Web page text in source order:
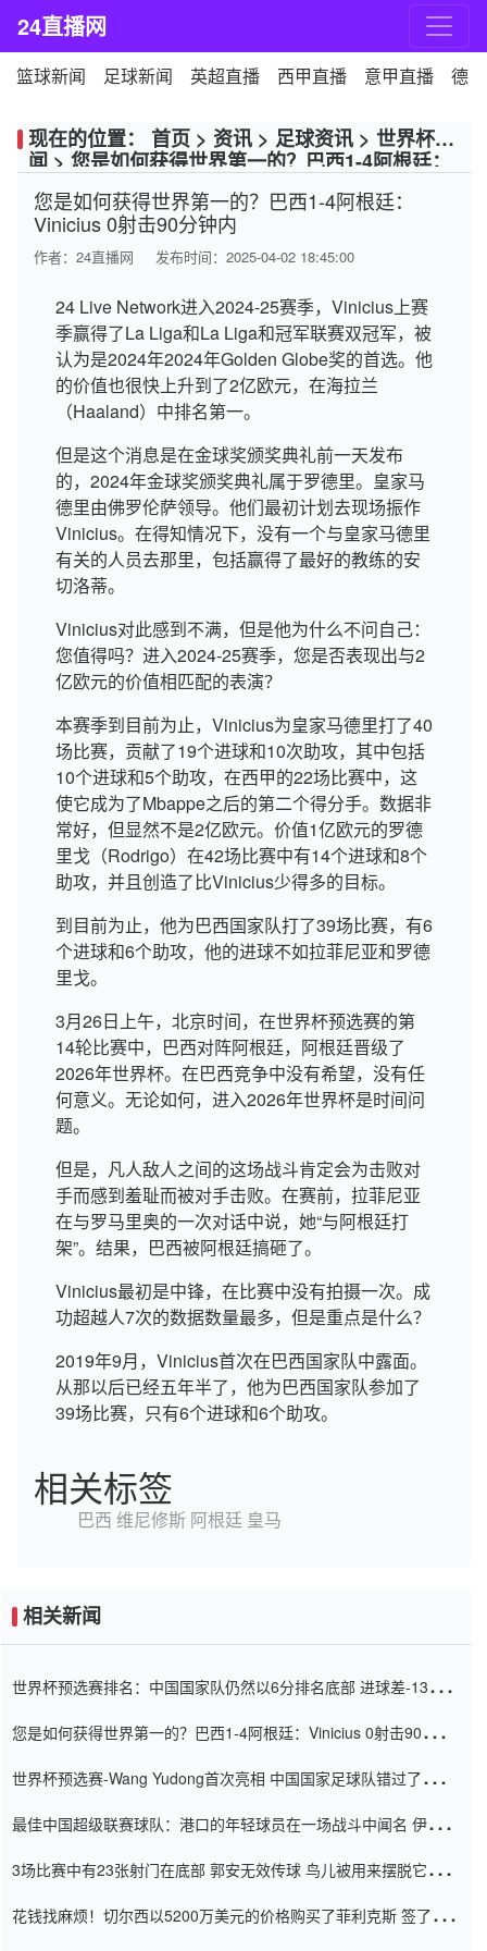
24直播网
篮球新闻 足球新闻 英超直播 西甲直播 意甲直播 德
现在的位置： 首页 > 资讯 > 足球资讯 > 世界杯新
闻 > 您是如何获得世界第一的？巴西1-4阿根廷：
您是如何获得世界第一的？巴西1-4阿根廷：
Vinicius 0射击90分钟内
作者： 24直播网 发布时间：2025-04-02 18:45:00
24 Live Network进入2024-25赛季，Vinicius上赛
季赢得了La Liga和La Liga和冠军联赛双冠军，被
认为是2024年2024年Golden Globe奖的首选。他
的价值也很快上升到了2亿欧元，在海拉兰
（Haaland）中排名第一。
但是这个消息是在金球奖颁奖典礼前一天发布
的，2024年金球奖颁奖典礼属于罗德里。皇家马
德里由佛罗伦萨领导。他们最初计划去现场振作
Vinicius。在得知情况下，没有一个与皇家马德里
有关的人员去那里，包括赢得了最好的教练的安
切洛蒂。
Vinicius对此感到不满，但是他为什么不问自己：
您值得吗？进入2024-25赛季，您是否表现出与2
亿欧元的价值相匹配的表演？
本赛季到目前为止，Vinicius为皇家马德里打了40
场比赛，贡献了19个进球和10次助攻，其中包括
10个进球和5个助攻，在西甲的22场比赛中，这
使它成为了Mbappe之后的第二个得分手。数据非
常好，但显然不是2亿欧元。价值1亿欧元的罗德
里戈（Rodrigo）在42场比赛中有14个进球和8个
助攻，并且创造了比Vinicius少得多的目标。
到目前为止，他为巴西国家队打了39场比赛，有6
个进球和6个助攻，他的进球不如拉菲尼亚和罗德
里戈。
3月26日上午，北京时间，在世界杯预选赛的第
14轮比赛中，巴西对阵阿根廷，阿根廷晋级了
2026年世界杯。在巴西竞争中没有希望，没有任
何意义。无论如何，进入2026年世界杯是时间问
题。
但是，凡人敌人之间的这场战斗肯定会为击败对
手而感到羞耻而被对手击败。在赛前，拉菲尼亚
在与罗马里奥的一次对话中说，她“与阿根廷打
架”。结果，巴西被阿根廷搞砸了。
Vinicius最初是中锋，在比赛中没有拍摄一次。成
功超越人7次的数据数量最多，但是重点是什么？
2019年9月，Vinicius首次在巴西国家队中露面。
从那以后已经五年半了，他为巴西国家队参加了
39场比赛，只有6个进球和6个助攻。
相关标签
巴西 维尼修斯 阿根廷 皇马
相关新闻
世界杯预选赛排名：中国国家队仍然以6分排名底部 进球差-13令人
您是如何获得世界第一的？巴西1-4阿根廷：Vinicius 0射击90分钟
世界杯预选赛-Wang Yudong首次亮相 中国国家足球队错过了世界
最佳中国超级联赛球队：港口的年轻球员在一场战斗中闻名 伊万放
3场比赛中有23张射门在底部 郭安无效传球 鸟儿被用来摆脱它
花钱找麻烦！切尔西以5200万美元的价格购买了菲利克斯 签了7年